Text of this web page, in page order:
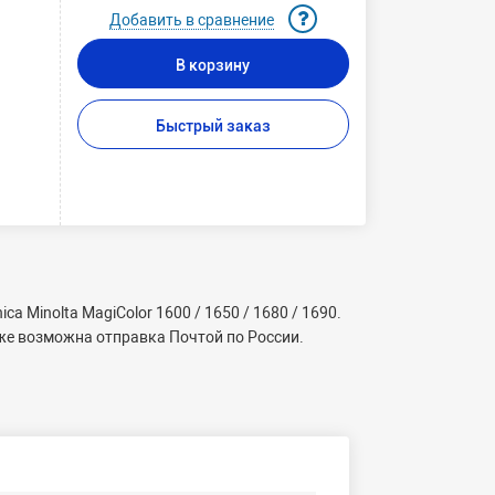
Добавить в сравнение
В корзину
Быстрый заказ
Minolta MagiColor 1600 / 1650 / 1680 / 1690.
возможна отправка Почтой по России.